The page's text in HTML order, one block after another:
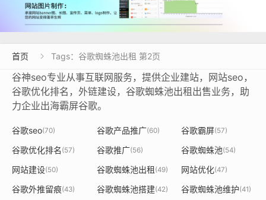
首页  Tags：谷歌蜘蛛池出租 第2页
谷神seo专业从事互联网服务，提供企业建站，网站seo，
谷歌优化排名，外链建设，谷歌蜘蛛池出租出售业务，助
力企业出海霸屏谷歌。
谷歌seo(70) 谷歌产品推广(60) 谷歌霸屏(57)
谷歌优化排名 (57) 谷歌推广(56) 谷歌蜘蛛池(54)
网站建设(50) 谷歌蜘蛛池出租(49) 网站优化(47)
谷歌外推留痕(43) 谷歌蜘蛛池搭建(42) 谷歌蜘蛛池维护(41)